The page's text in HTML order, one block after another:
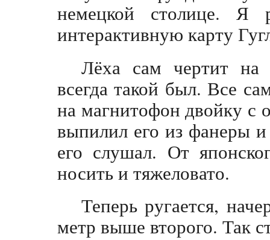
немецкой столице. Я
интерактивную карту
Лёха сам чертит
всегда такой был. Все
на магнитофон двойку с
выпилил его из фанеры
его слушал. От
носить и тяжеловато.
Теперь ругается,
метр выше второго. Так